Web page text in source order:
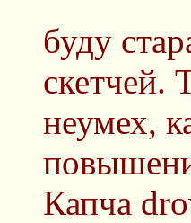
буду
скетчей.
неумех,
Капча